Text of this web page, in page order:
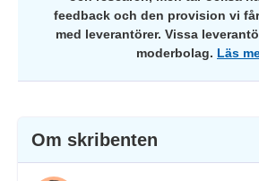
feedback och den provision vi
med leverantörer. Vissa
moderbolag. Läs
Om skribenten